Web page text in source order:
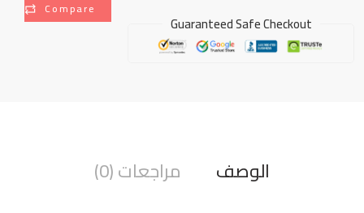
Compare
Guaranteed Safe Checkout
الوصف مراجعات (0)